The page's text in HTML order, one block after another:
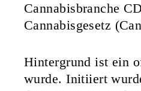
Cannabisbranche
Cannabisgesetz
Hintergrund ist ein
wurde. Initiiert